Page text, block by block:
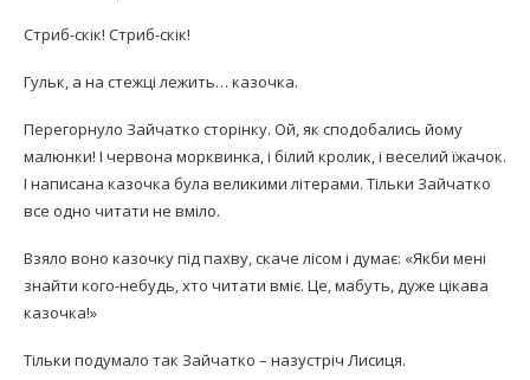
Стриб-скік! Стриб-скік!
Гульк, а на стежці лежить… казочка.
Перегорнуло Зайчатко сторінку. Ой, як сподобались йому
малюнки! І червона морквинка, і білий кролик, і веселий їжачок.
І написана казочка була великими літерами. Тільки Зайчатко
все одно читати не вміло.
Взяло воно казочку під пахву, скаче лісом і думає: «Якби мені
знайти кого-небудь, хто читати вміє. Це, мабуть, дуже цікава
казочка!»
Тільки подумало так Зайчатко – назустріч Лисиця.